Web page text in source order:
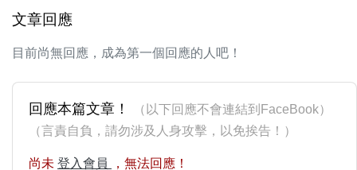
文章回應
目前尚無回應，成為第一個回應的人吧！
回應本篇文章！
（以下回應不會連結到FaceBook）
（言責自負，請勿涉及人身攻擊，以免挨告！）
尚未 登入會員 ，無法回應！